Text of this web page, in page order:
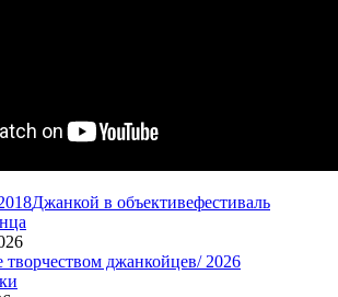
Джанкой в объективефестиваль
творчеством джанкойцев/ 2026